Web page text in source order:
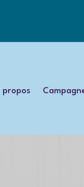
propos